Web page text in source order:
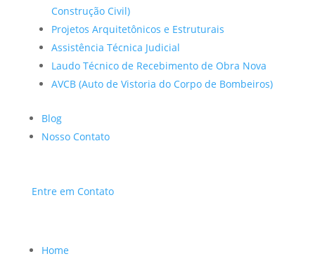
Construção Civil)
Projetos Arquitetônicos e Estruturais
Assistência Técnica Judicial
Laudo Técnico de Recebimento de Obra Nova
AVCB (Auto de Vistoria do Corpo de Bombeiros)
Blog
Nosso Contato
Entre em Contato
Home